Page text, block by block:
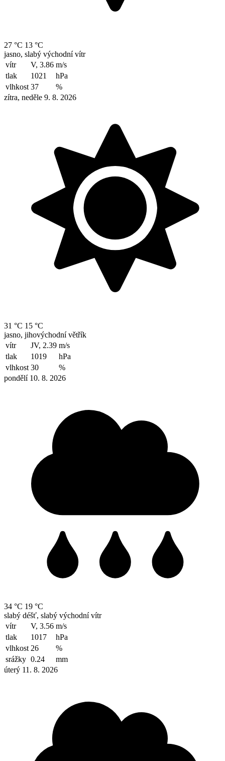
27 °C 13 °C
jasno, slabý východní vítr
vítr
V, 3.86 m/s
tlak
1021
hPa
vlhkost 37
%
zítra, neděle 9. 8. 2026
31 °C 15 °C
jasno, jihovýchodní větřík
vítr
JV, 2.39 m/s
tlak
1019
hPa
vlhkost 30
%
pondělí 10. 8. 2026
34 °C 19 °C
slabý déšť, slabý východní vítr
vítr
V, 3.56 m/s
tlak
1017
hPa
vlhkost 26
%
srážky 0.24
mm
úterý 11. 8. 2026